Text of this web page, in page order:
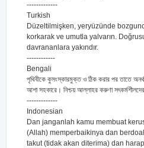
-------------
Turkish
Düzeltilmişken, yeryüzünde
korkarak ve umutla yalvarın.
davrananlara yakındır.
------------
Bengali
পৃথিবীকে কুসংস্কারমুক্ত ও ঠিক করার পর তাতে
আশা সহকারে। নিশ্চয় আল্লাহর করুণা সৎকর্মশীলদের
-------------
Indonesian
Dan janganlah kamu membuat
(Allah) memperbaikinya dan
takut (tidak akan diterima) dan